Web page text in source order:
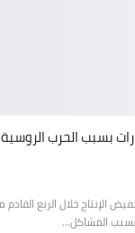
بسبب الحرب الروسية
الإنتاج خلال الربع القادم